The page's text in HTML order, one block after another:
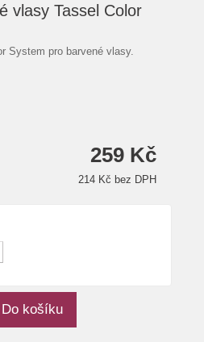
vlasy Tassel Color
System pro barvené vlasy.
259 Kč
214 Kč bez DPH
košíku